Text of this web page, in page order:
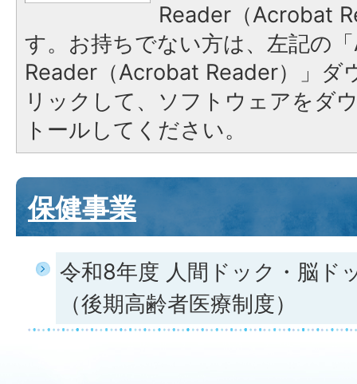
Reader（Acrobat
す。お持ちでない方は、左記の
Reader（Acrobat Reader）」ダ
リックして、ソフトウェアをダ
トールしてください。
保健事業
令和8年度 人間ドック・脳ド
（後期高齢者医療制度）